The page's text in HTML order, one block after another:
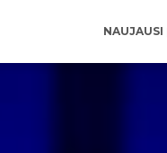
NAUJAUSI